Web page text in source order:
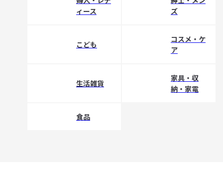
ィース
ズ
こども
コスメ・ケ
ア
生活雑貨
家具・収
納・家電
食品